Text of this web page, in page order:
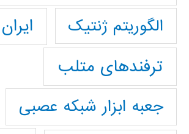
الگوریتم ژنتیک
ترفندهای متلب
جعبه ابزار شبکه عصبی